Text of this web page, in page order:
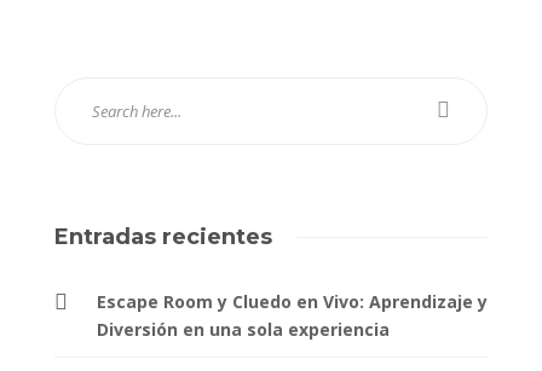
Entradas recientes
Escape Room y Cluedo en Vivo: Aprendizaje y
Diversión en una sola experiencia